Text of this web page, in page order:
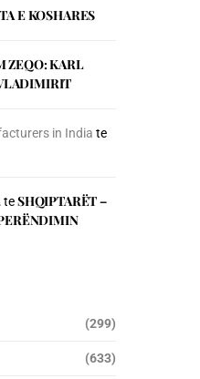
E KOSHARES
ZEQO: KARL
in India te
teSHQIPTARËT –
(299)
(633)